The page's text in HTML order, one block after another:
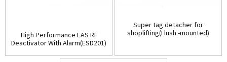
High Performance EAS RF
Deactivator With Alarm(ESD201)
Super tag detacher for
shoplifting(Flush -mounted)